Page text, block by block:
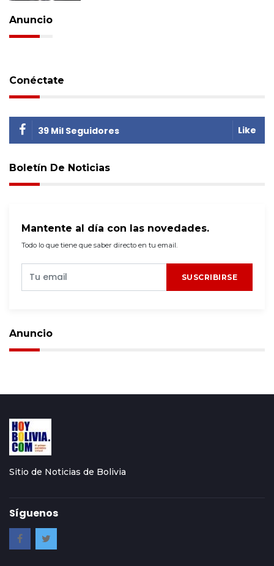
Anuncio
Conéctate
39 Mil Seguidores Like
Boletín De Noticias
Mantente al día con las novedades.
Todo lo que tiene que saber directo en tu email.
SUSCRIBIRSE
Anuncio
Sitio de Noticias de Bolivia
Síguenos